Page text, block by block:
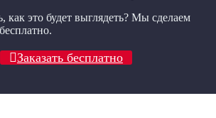
как это будет выглядеть? Мы сделаем
Заказать бесплатно